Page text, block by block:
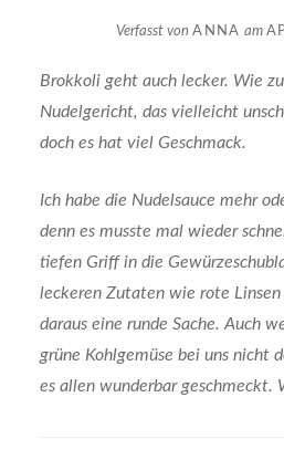
Verfasst vonANNA am
Brokkoli geht auch lecker. Wie
Nudelgericht, das vielleicht
doch es hat viel Geschmack.
Ich habe die Nudelsauce mehr
denn es musste mal wieder
tiefen Griff in die
leckeren Zutaten wie rote Linsen
daraus eine runde Sache. Auch
grüne Kohlgemüse bei uns nicht
es allen wunderbar geschmeckt.